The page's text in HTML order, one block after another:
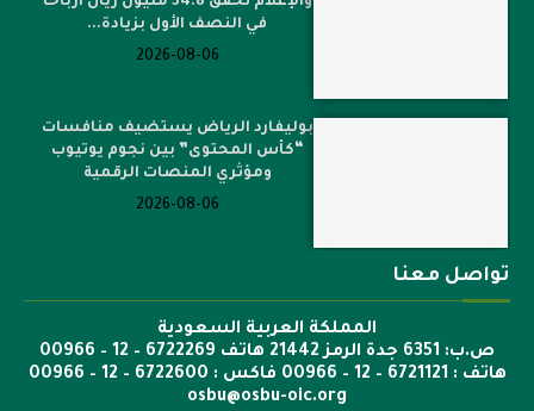
في النصف الأول بزيادة...
2026-08-06
بوليفارد الرياض يستضيف منافسات
“كأس المحتوى” بين نجوم يوتيوب
ومؤثري المنصات الرقمية
2026-08-06
تواصل معنا
المملكة العربية السعودية
ص.ب: 6351 جدة الرمز 21442 هاتف 6722269 – 12 – 00966
هاتف : 6721121 – 12 – 00966 فاكس : 6722600 – 12 – 00966
osbu@osbu-oic.org